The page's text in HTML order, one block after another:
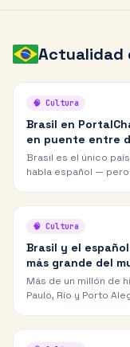
Actualidad
🧠 Cultura
Brasil en
en puente entre
Brasil es el único
habla español —
🧠 Cultura
Brasil y el
más grande del
Más de un millón de
Paulo, Río y Porto